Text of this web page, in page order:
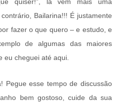
Bailarina!!! É justamente
fazer o que quero – e estudo, e
de algumas das maiores
eu cheguei até aqui.
Pegue esse tempo de discussão
bem gostoso, cuide da sua